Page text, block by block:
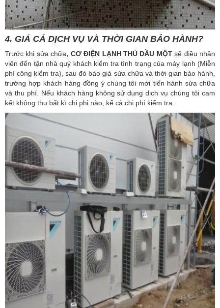
4. GIÁ CẢ DỊCH VỤ VÀ THỜI GIAN BẢO HÀNH?
Trước khi sửa chữa, CƠĐIỆN LẠNH THỦ DẦU MỘTsẽ điều nhân
viên đến tận nhà quý khách kiểm tra tình trạng của máy lạnh (Miễn
phí công kiểm tra), sau đó báo giá sửa chữa và thời gian bảo hành,
trường hợp khách hàng đồng ý chúng tôi mới tiến hành sửa chữa
và thu phí. Nếu khách hàng không sử dụng dịch vụ chúng tôi cam
kết không thu bất kì chi phi nào, kể cả chi phí kiểm tra.